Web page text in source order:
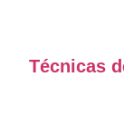
Técnicas